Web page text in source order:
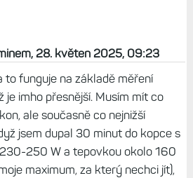
28. květen 2025, 09:23
to funguje na základě měření
je imho přesnější. Musím mít co
ale současně co nejnižší
jsem dupal 30 minut do kopce s
250 W a tepovkou okolo 160
maximum, za který nechci jít),